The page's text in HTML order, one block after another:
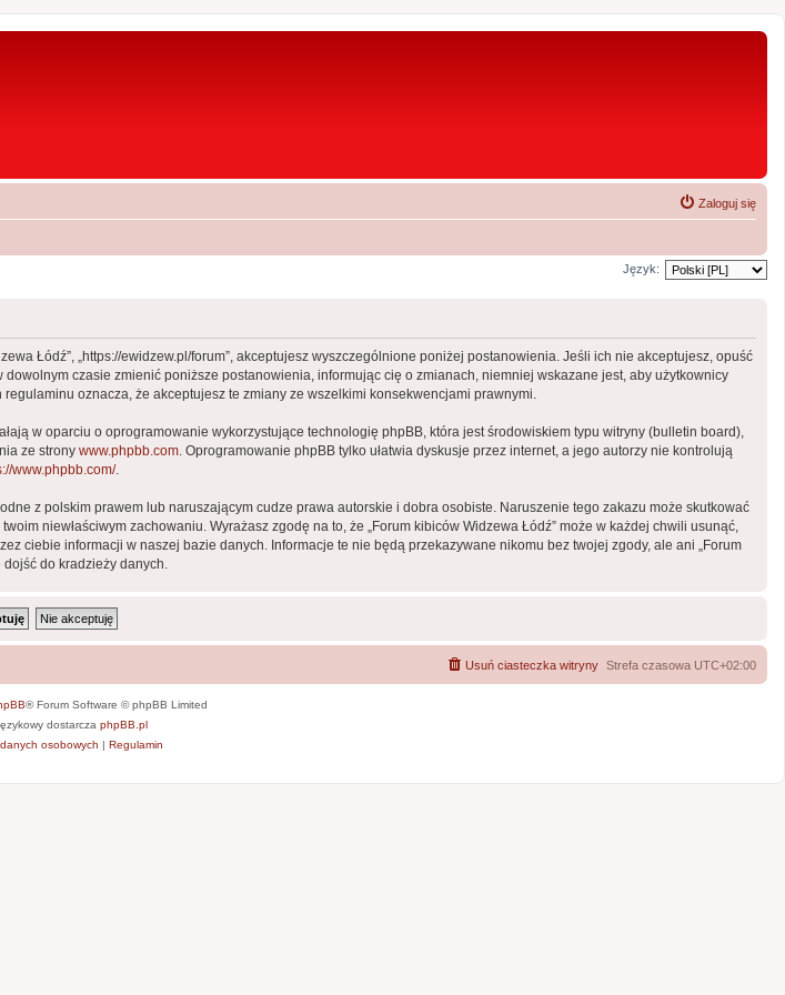
Zaloguj się
Język:
Łódź”, „https://ewidzew.pl/forum”, akceptujesz wyszczególnione poniżej postanowienia. Jeśli ich nie akceptujesz, opuść
czasie zmienić poniższe postanowienia, informując cię o zmianach, niemniej wskazane jest, aby użytkownicy
oznacza, że akceptujesz te zmiany ze wszelkimi konsekwencjami prawnymi.
w oparciu o oprogramowanie wykorzystujące technologię phpBB, która jest środowiskiem typu witryny (bulletin board),
ze strony www.phpbb.com . Oprogramowanie phpBB tylko ułatwia dyskusje przez internet, a jego autorzy nie kontrolują
www.phpbb.com/.
z polskim prawem lub naruszającym cudze prawa autorskie i dobra osobiste. Naruszenie tego zakazu może skutkować
niewłaściwym zachowaniu. Wyrażasz zgodę na to, że „Forum kibiców Widzewa Łódź” może w każdej chwili usunąć,
ciebie informacji w naszej bazie danych. Informacje te nie będą przekazywane nikomu bez twojej zgody, ale ani „Forum
do kradzieży danych.
Strefa czasowa UTC+02:00
Usuń ciasteczka witryny
® Forum Software © phpBB Limited
dostarcza phpBB.pl
osobowych | Regulamin